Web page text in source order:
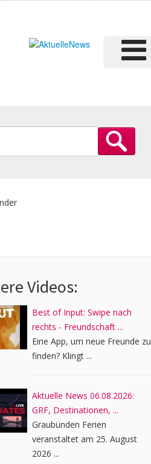
Videos:
Best of Input: Swipe nach
rechts - Freundschaft ...
Eine App, um neue Freunde zu
finden? Klingt ...
Aktuelle News 06.08.2026:
GRF, Destinationen, ...
Graubünden Ferien
veranstaltet am 25. August
2026 ...